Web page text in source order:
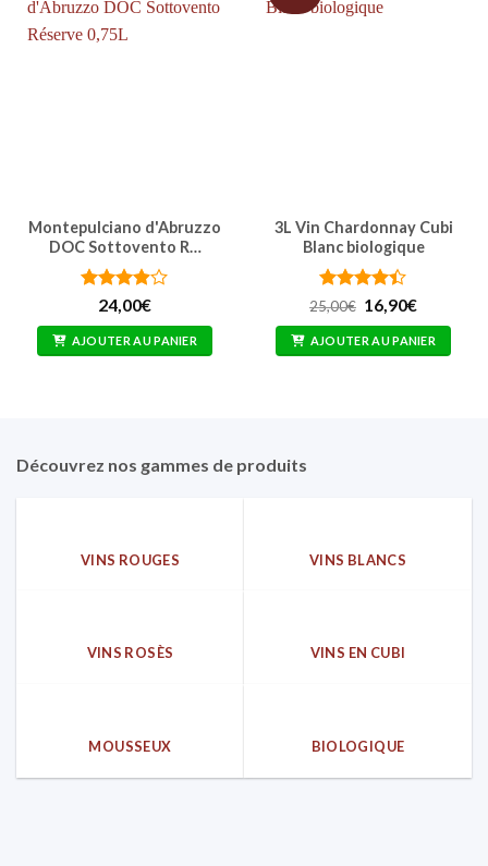
Montepulciano d'Abruzzo
DOC Sottovento R…
Note
5
24,00€
AJOUTER AU PANIER
3L Vin Chardonnay Cubi
Blanc biologique
Note 4.4
25,00€ Le
prix
initial
était :
16,90€Le
actuel
est :
AJOUTER AU PANIER
Découvrez nos gammes de produits
VINS ROUGES VINS BLANCS
VINS ROSÈS VINS EN CUBI
MOUSSEUX BIOLOGIQUE